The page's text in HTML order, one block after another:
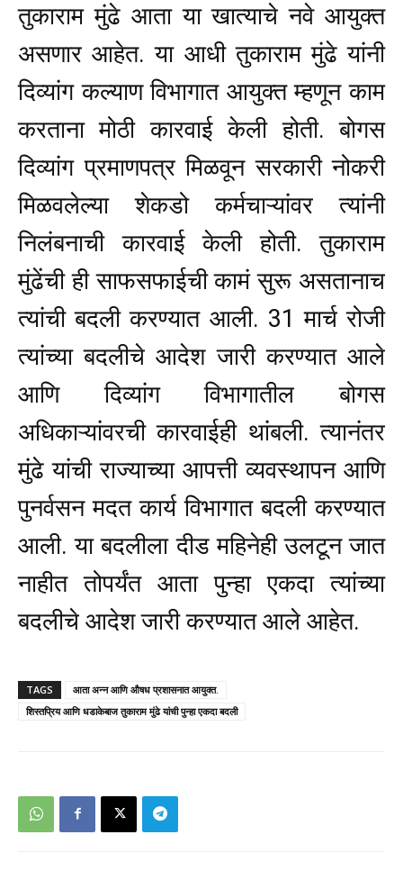
तुकाराम मुंढे आता या खात्याचे नवे आयुक्त
असणार आहेत. या आधी तुकाराम मुंढे यांनी
दिव्यांग कल्याण विभागात आयुक्त म्हणून काम
करताना मोठी कारवाई केली होती. बोगस
दिव्यांग प्रमाणपत्र मिळवून सरकारी नोकरी
मिळवलेल्या शेकडो कर्मचाऱ्यांवर त्यांनी
निलंबनाची कारवाई केली होती.तुकाराम
मुंढेंची ही साफसफाईची कामं सुरू असतानाच
त्यांची बदली करण्यात आली. 31 मार्च रोजी
त्यांच्या बदलीचे आदेश जारी करण्यात आले
आणि दिव्यांग विभागातील बोगस
अधिकाऱ्यांवरची कारवाईही थांबली. त्यानंतर
मुंढे यांची राज्याच्या आपत्ती व्यवस्थापन आणि
पुनर्वसन मदत कार्य विभागात बदली करण्यात
आली. या बदलीला दीड महिनेही उलटून जात
नाहीत तोपर्यंत आता पुन्हा एकदा त्यांच्या
बदलीचे आदेश जारी करण्यात आले आहेत.
TAGS
आता अन्न आणि औषध प्रशासनात आयुक्त.
शिस्तप्रिय आणि धडाकेबाज तुकाराम मुंढे यांची पुन्हा एकदा बदली